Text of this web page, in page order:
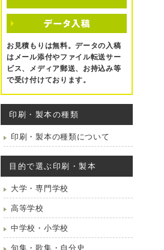
お見積もりは無料。データの入稿
はメール添付やファイル転送サー
ビス、メディア郵送、お持込み等
で受け付けております。
印刷・製本の種類
印刷・製本の種類について
目的で選ぶ印刷・製本
大学・専門学校
高等学校
中学校・小学校
句集・歌集・自分史